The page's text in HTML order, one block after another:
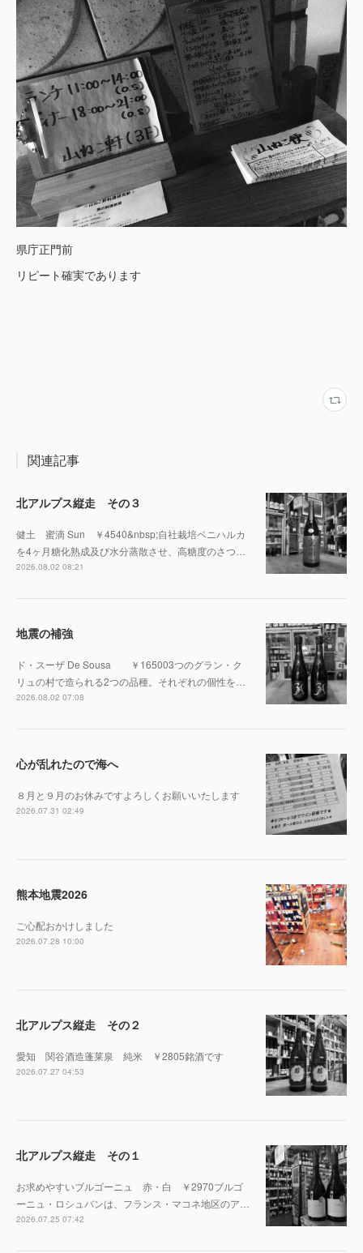
県庁正門前
リピート確実であります
関連記事
北アルプス縦走 その３
健土 蜜滴 Sun ￥4540&nbsp;自社栽培ベニハルカ
を4ヶ月糖化熟成及び水分蒸散させ、高糖度のさつ…
2026.08.02 08:21
地震の補強
ド・スーザ De Sousa ￥165003つのグラン・ク
リュの村で造られる2つの品種。それぞれの個性を…
2026.08.02 07:08
心が乱れたので海へ
８月と９月のお休みですよろしくお願いいたします
2026.07.31 02:49
熊本地震2026
ご心配おかけしました
2026.07.28 10:00
北アルプス縦走 その２
愛知 関谷酒造蓬莱泉 純米 ￥2805銘酒です
2026.07.27 04:53
北アルプス縦走 その１
お求めやすいブルゴーニュ 赤・白 ￥2970ブルゴ
ーニュ・ロシュバンは、フランス・マコネ地区のア…
2026.07.25 07:42